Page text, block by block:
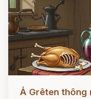
Đọc ngay
Ả Grêten thông